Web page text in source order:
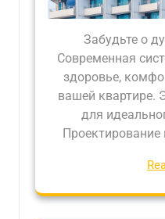
Забудьте о
Современная
здоровье,
вашей квартире.
для